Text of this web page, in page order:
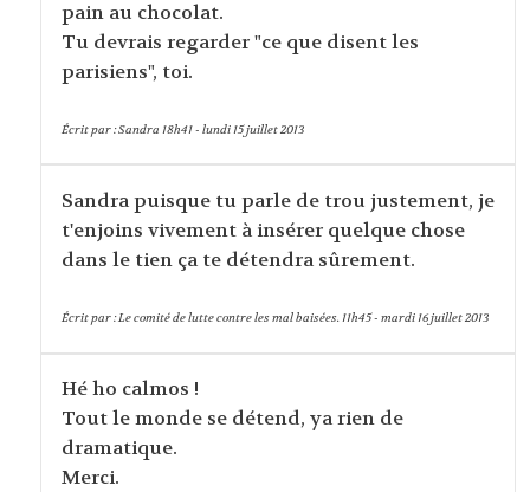
pain au chocolat.
Tu devrais regarder "ce que disent les
parisiens", toi.
Écrit par :Sandra 18h41- lundi 15juillet 2013
Sandra puisque tu parle de trou justement, je
t'enjoins vivement à insérer quelque chose
dans le tien ça te détendra sûrement.
Écrit par :Le comité de lutte contre les mal baisées.11h45- mardi 16juillet 2013
Hé ho calmos !
Tout le monde se détend, ya rien de
dramatique.
Merci.